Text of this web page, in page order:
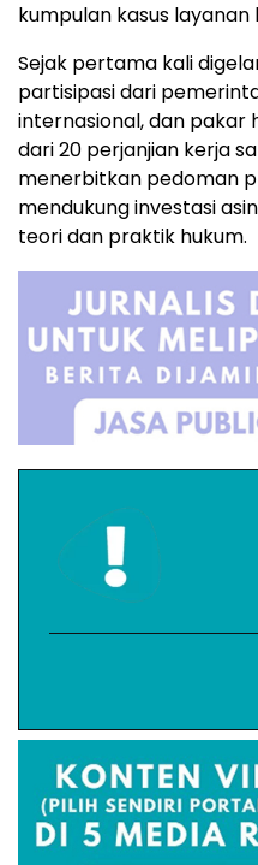
kumpulan kasus layanan
Sejak pertama kali
partisipasi dari
internasional, dan pakar
dari 20 perjanjian kerja
menerbitkan pedoman
mendukung investasi
teori dan praktik hukum.